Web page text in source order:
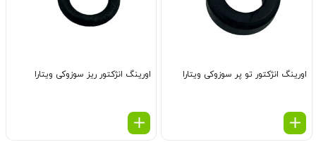
اورینگ انژكتور تو پر سوزوکی ویتارا اورینگ انژكتور ریز سوزوکی ویتارا